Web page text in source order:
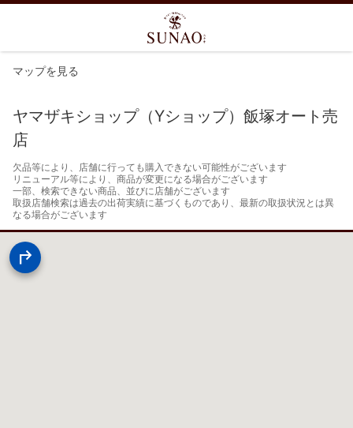
マップを見る
ヤマザキショップ（Yショップ）飯塚オート売
店
欠品等により、店舗に行っても購入できない可能性がございます
リニューアル等により、商品が変更になる場合がございます
一部、検索できない商品、並びに店舗がございます
取扱店舗検索は過去の出荷実績に基づくものであり、最新の取扱状況とは異
なる場合がございます